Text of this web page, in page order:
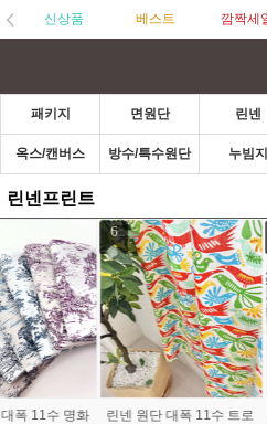
신상품 베스트 깜짝세
패키지 면원단 린넨
옥스/캔버스 방수/특수원단 누빔지
린넨프린트
린넨 원단 대폭 15수 바이
2
린넨원단 대폭